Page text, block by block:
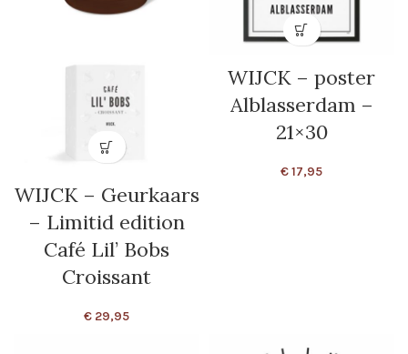
WIJCK – Geurkaars
– Limitid edition
Café Lil’ Bobs
Croissant
€ 29,95
WIJCK – poster
Alblasserdam –
21×30
€17,95